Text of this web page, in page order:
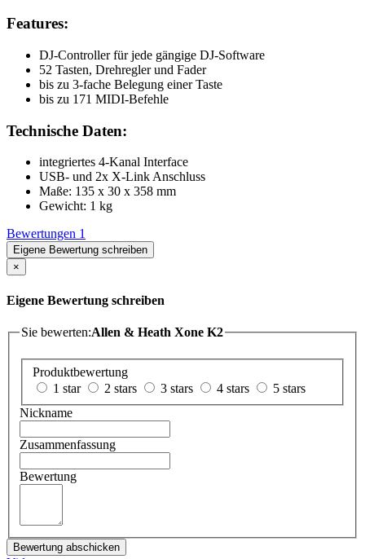
Features:
DJ-Controller für jede gängige DJ-Software
52 Tasten, Drehregler und Fader
bis zu 3-fache Belegung einer Taste
bis zu 171 MIDI-Befehle
Technische Daten:
integriertes 4-Kanal Interface
USB- und 2x X-Link Anschluss
Maße: 135 x 30 x 358 mm
Gewicht: 1 kg
Bewertungen 1
Eigene Bewertung schreiben
×
Eigene Bewertung schreiben
Sie bewerten:Allen & Heath Xone K2
Produktbewertung
1 star
2 stars 3 stars 4 stars
5 stars
Nickname
Zusammenfassung
Bewertung
Bewertung abschicken